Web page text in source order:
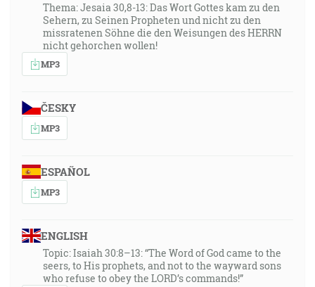
Thema: Jesaia 30,8-13: Das Wort Gottes kam zu den
Sehern, zu Seinen Propheten und nicht zu den
missratenen Söhne die den Weisungen des HERRN
nicht gehorchen wollen!
MP3
ČESKY
MP3
ESPAÑOL
MP3
ENGLISH
Topic: Isaiah 30:8–13: “The Word of God came to the
seers, to His prophets, and not to the wayward sons
who refuse to obey the LORD’s commands!”